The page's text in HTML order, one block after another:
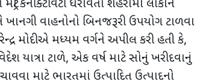
કનેક્ટિવિટી ધરાવતા શહેરોમાં લોકોને
વાહનોનો બિનજરૂરી ઉપયોગ ટાળવા
મોદીએ મધ્યમ વર્ગને અપીલ કરી હતી કે,
યાત્રા ટાળે, એક વર્ષ માટે સોનું ખરીદવાનું
માટે ભારતમાં ઉત્પાદિત ઉત્પાદનો